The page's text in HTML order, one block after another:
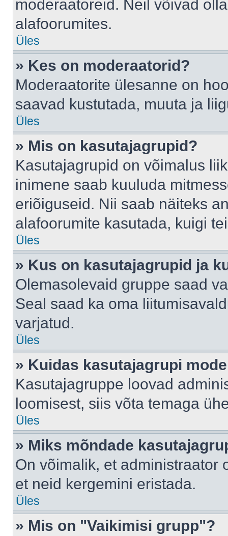
moderaatoreid. Neil võivad
alafoorumites.
Üles
» Kes on moderaatorid?
Moderaatorite ülesanne on
saavad kustutada, muuta ja
Üles
» Mis on kasutajagrupid?
Kasutajagrupid on võimalus
inimene saab kuuluda
eriõiguseid. Nii saab näiteks
alafoorumite kasutada, kuigi
Üles
» Kus on kasutajagrupid ja
Olemasolevaid gruppe saad
Seal saad ka oma
varjatud.
Üles
» Kuidas kasutajagrupi
Kasutajagruppe loovad
loomisest, siis võta temaga
Üles
» Miks mõndade
On võimalik, et administraator
et neid kergemini eristada.
Üles
» Mis on "Vaikimisi grupp"?